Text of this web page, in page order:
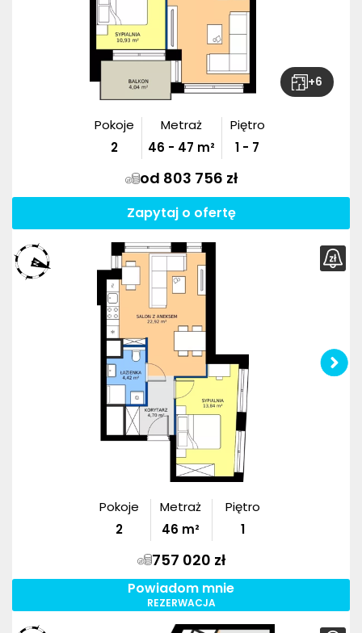
+6
Pokoje
2
Metraż
46 - 47 m²
Piętro
1 - 7
od 803 756 zł
Zapytaj o ofertę
Pokoje
2
Metraż
46 m²
Piętro
1
757 020 zł
Powiadom mnie
REZERWACJA